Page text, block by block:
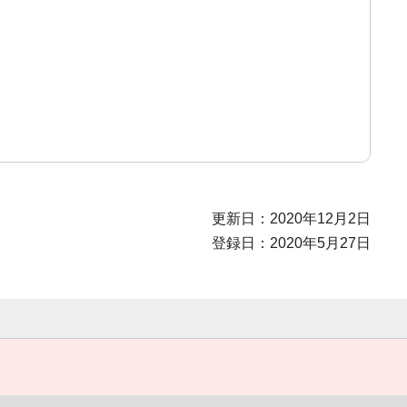
更新日：2020年12月2日
登録日：2020年5月27日